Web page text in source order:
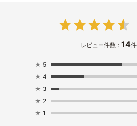
レビュー件数：14件
★ 5
★ 4
★ 3
★ 2
★ 1